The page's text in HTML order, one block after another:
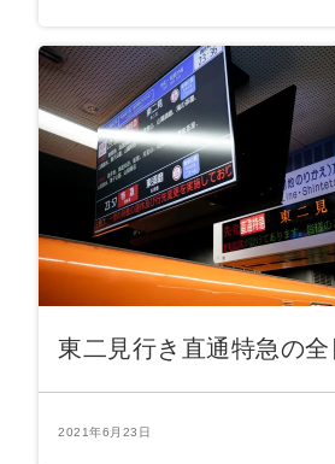
東二見行き直通特急の
2021年6月23日